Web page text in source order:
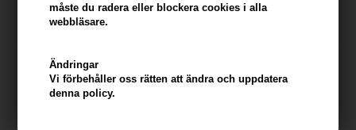
måste du radera eller blockera cookies i alla
webbläsare.
Ändringar
Vi förbehåller oss rätten att ändra och uppdatera
denna policy.